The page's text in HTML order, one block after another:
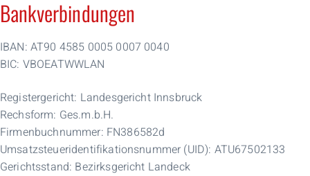
Bankverbindungen
IBAN: AT90 4585 0005 0007 0040
BIC: VBOEATWW­LAN
Re­gis­ter­ge­richt: Lan­des­ge­richt Innsbruck
Rechsform: Ges.m.b.H.
Fir­men­buch­num­mer: FN386582d
Um­satz­steu­er­iden­ti­fi­ka­ti­ons­num­mer (UID): ATU67502133
Ge­richts­stand: Be­zirks­ge­richt Landeck